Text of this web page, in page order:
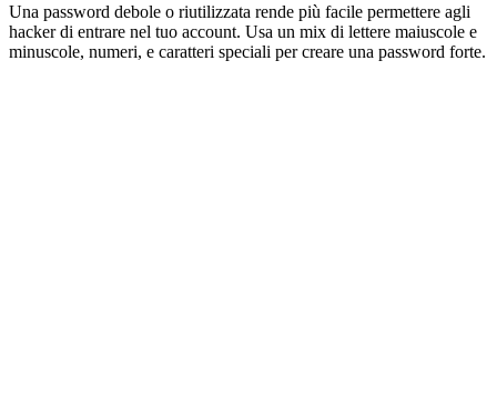
Una password debole o riutilizzata rende più facile permettere agli
hacker di entrare nel tuo account. Usa un mix di lettere maiuscole e
minuscole, numeri, e caratteri speciali per creare una password forte.